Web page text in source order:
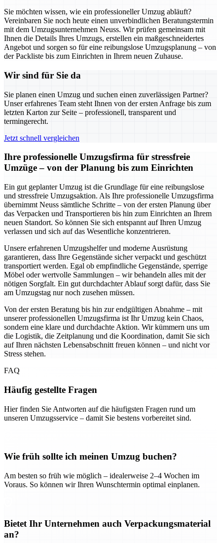
Sie möchten wissen, wie ein professioneller Umzug abläuft?
Vereinbaren Sie noch heute einen unverbindlichen Beratungstermin
mit dem Umzugsunternehmen Neuss. Wir prüfen gemeinsam mit
Ihnen die Details Ihres Umzugs, erstellen ein maßgeschneidertes
Angebot und sorgen so für eine reibungslose Umzugsplanung – von
der Packliste bis zum Einrichten in Ihrem neuen Zuhause.
Wir sind für Sie da
Sie planen einen Umzug und suchen einen zuverlässigen Partner?
Unser erfahrenes Team steht Ihnen von der ersten Anfrage bis zum
letzten Karton zur Seite – professionell, transparent und
termingerecht.
Jetzt schnell vergleichen
Ihre professionelle Umzugsfirma für stressfreie
Umzüge – von der Planung bis zum Einrichten
Ein gut geplanter Umzug ist die Grundlage für eine reibungslose
und stressfreie Umzugsaktion. Als Ihre professionelle Umzugsfirma
übernimmt Neuss sämtliche Schritte – von der ersten Planung über
das Verpacken und Transportieren bis hin zum Einrichten an Ihrem
neuen Standort. So können Sie sich entspannt auf Ihren Umzug
verlassen und sich auf das Wesentliche konzentrieren.
Unsere erfahrenen Umzugshelfer und moderne Ausrüstung
garantieren, dass Ihre Gegenstände sicher verpackt und geschützt
transportiert werden. Egal ob empfindliche Gegenstände, sperrige
Möbel oder wertvolle Sammlungen – wir behandeln alles mit der
nötigen Sorgfalt. Ein gut durchdachter Ablauf sorgt dafür, dass Sie
am Umzugstag nur noch zusehen müssen.
Von der ersten Beratung bis hin zur endgültigen Abnahme – mit
unserer professionellen Umzugsfirma ist Ihr Umzug kein Chaos,
sondern eine klare und durchdachte Aktion. Wir kümmern uns um
die Logistik, die Zeitplanung und die Koordination, damit Sie sich
auf Ihren nächsten Lebensabschnitt freuen können – und nicht vor
Stress stehen.
FAQ
Häufig gestellte Fragen
Hier finden Sie Antworten auf die häufigsten Fragen rund um
unseren Umzugsservice – damit Sie bestens vorbereitet sind.
Wie früh sollte ich meinen Umzug buchen?
Am besten so früh wie möglich – idealerweise 2–4 Wochen im
Voraus. So können wir Ihren Wunschtermin optimal einplanen.
Bietet Ihr Unternehmen auch Verpackungsmaterial
an?